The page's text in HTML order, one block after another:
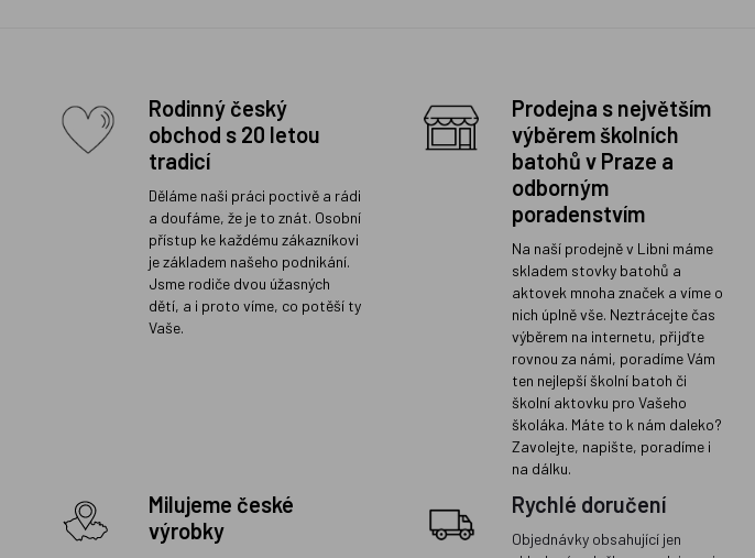
Rodinný český
obchod s 20 letou
tradicí
Děláme naši práci poctivě a rádi
a doufáme, že je to znát. Osobní
přístup ke každému zákazníkovi
je základem našeho podnikání.
Jsme rodiče dvou úžasných
dětí, a i proto víme, co potěší ty
Vaše.
Prodejna s největším
výběrem školních
batohů v Praze a
odborným
poradenstvím
Na naší prodejně v Libni máme
skladem stovky batohů a
aktovek mnoha značek a víme o
nich úplně vše. Neztrácejte čas
výběrem na internetu, přijďte
rovnou za námi, poradíme Vám
ten nejlepší školní batoh či
školní aktovku pro Vašeho
školáka. Máte to k nám daleko?
Zavolejte, napište, poradíme i
na dálku.
Milujeme české
výrobky
Rychlé doručení
Objednávky obsahující jen